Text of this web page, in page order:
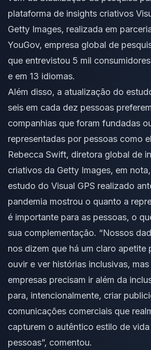
plataforma de insights criativos
Getty Images, realizada em
YouGov, empresa global de
que entrevistou 5 mil
e em 13 idiomas.
Além disso, a atualização do
seis em cada dez pessoas
companhias que foram fundadas
representadas por pessoas como
Rebecca Swift, diretora global de
criativos da Getty Images, em
estudo do Visual GPS realizado
pandemia mostrou o quanto a
é importante para as pessoas, o
sua complementação. “Nossos
nos dizem que há um claro apetite
ouvir e ver histórias inclusivas,
empresas precisam ir além da
para, intencionalmente, criar
comunicações comerciais que
capturem o autêntico estilo de
pessoas”, comentou.